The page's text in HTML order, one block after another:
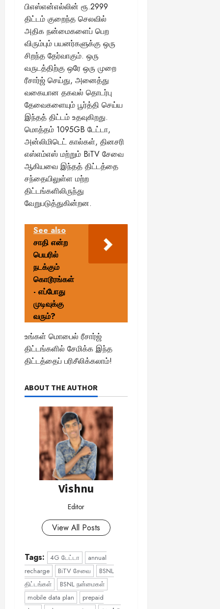
பிஎஸ்என்எல்லின் ரூ.2999
திட்டம் குறைந்த செலவில்
அதிக நன்மைகளைப் பெற
விரும்பும் பயனர்களுக்கு ஒரு
சிறந்த தேர்வாகும். ஒரு
வருடத்திற்கு ஒரே ஒரு முறை
ரீசார்ஜ் செய்து, அனைத்து
வகையான தகவல் தொடர்பு
தேவைகளையும் பூர்த்தி செய்ய
இந்தத் திட்டம் உதவுகிறது.
மொத்தம் 1095GB டேட்டா,
அன்லிமிடெட் கால்கள், தினசரி
எஸ்எம்எஸ் மற்றும் BiTV சேவை
ஆகியவை இந்தத் திட்டத்தை
சந்தையிலுள்ள மற்ற
திட்டங்களிலிருந்து
வேறுபடுத்துகின்றன.
See also
சாதி என்ற
பெயரில்
நடக்கும்
கொடூரங்கள்
- எப்போது
முடிவுக்கு
வரும்?
உங்கள் மொபைல் ரீசார்ஜ்
திட்டங்களில் சேமிக்க இந்த
திட்டத்தைப் பரிசீலிக்கலாம்!
ABOUT THE AUTHOR
Vishnu
Editor
View All Posts
Tags: 4G டேட்டா
annual
recharge
BiTV சேவை
BSNL
திட்டங்கள்
BSNL நன்மைகள்
mobile data plan
prepaid